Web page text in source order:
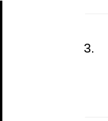
3.